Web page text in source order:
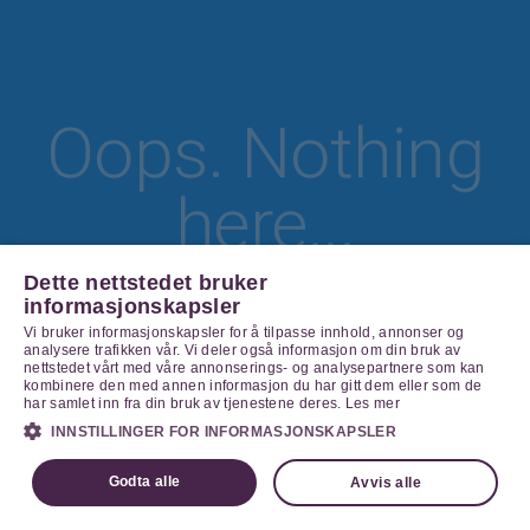
Oops. Nothing
here...
Go Home
Dette nettstedet bruker
informasjonskapsler
Vi bruker informasjonskapsler for å tilpasse innhold, annonser og
analysere trafikken vår. Vi deler også informasjon om din bruk av
nettstedet vårt med våre annonserings- og analysepartnere som kan
kombinere den med annen informasjon du har gitt dem eller som de
har samlet inn fra din bruk av tjenestene deres. Les mer
INNSTILLINGER FOR INFORMASJONSKAPSLER
Godta alle Avvis alle